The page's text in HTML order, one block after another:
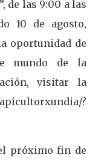
de las 9:00 a las
10 de agosto,
oportunidad de
mundo de la
visitar la
?
próximo fin de